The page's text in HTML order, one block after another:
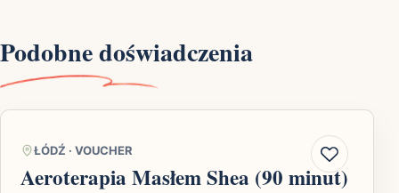
Podobne doświadczenia
ŁÓDŹ · VOUCHER
Aeroterapia Masłem Shea (90 minut)